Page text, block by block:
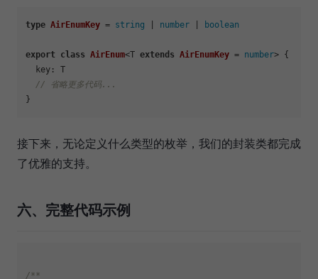
type AirEnumKey = string number boolean
export class AirEnum<T extends AirEnumKey = number> {
key : T
// 省略更多代码...
接下来，无论定义什么类型的枚举，我们的封装类都完成
了优雅的支持。
六、完整代码示例
/**